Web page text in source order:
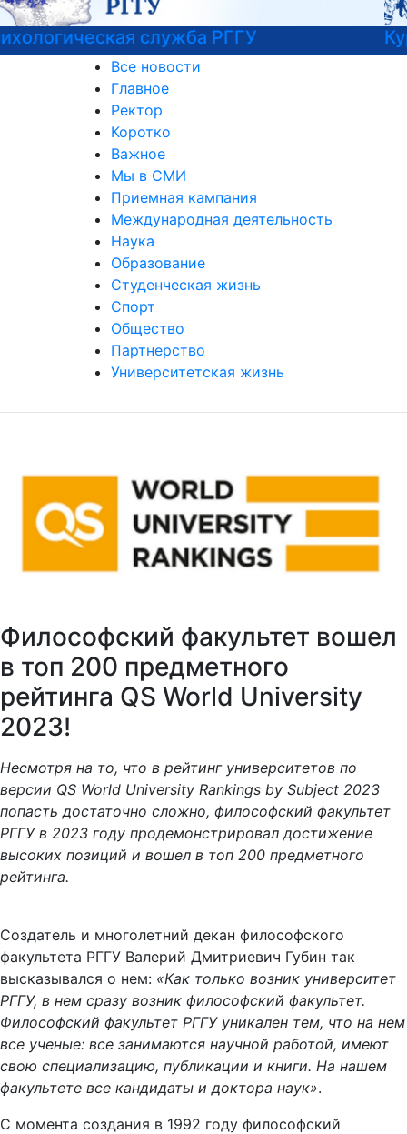
Курсы немецкого языка
Все новости
Главное
Ректор
Коротко
Важное
Мы в СМИ
Приемная кампания
Международная деятельность
Наука
Образование
Студенческая жизнь
Спорт
Общество
Партнерство
Университетская жизнь
Философский факультет вошел
в топ 200 предметного
рейтинга QS World University
2023!
Несмотря на то, что в рейтинг университетов по
версии QS World University Rankings by Subject 2023
попасть достаточно сложно, философский факультет
РГГУ в 2023 году продемонстрировал достижение
высоких позиций и вошел в топ 200 предметного
рейтинга.
Создатель и многолетний декан философского
факультета РГГУ Валерий Дмитриевич Губин так
высказывался о нем: «Как только возник университет
РГГУ, в нем сразу возник философский факультет.
Философский факультет РГГУ уникален тем, что на нем
все ученые: все занимаются научной работой, имеют
свою специализацию, публикации и книги. На нашем
факультете все кандидаты и доктора наук».
С момента создания в 1992 году философский